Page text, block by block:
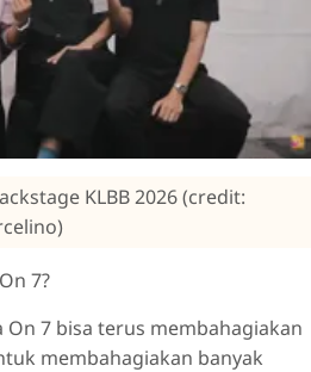
KLBB 2026 (credit:
7?
On 7 bisa terus membahagiakan
membahagiakan banyak